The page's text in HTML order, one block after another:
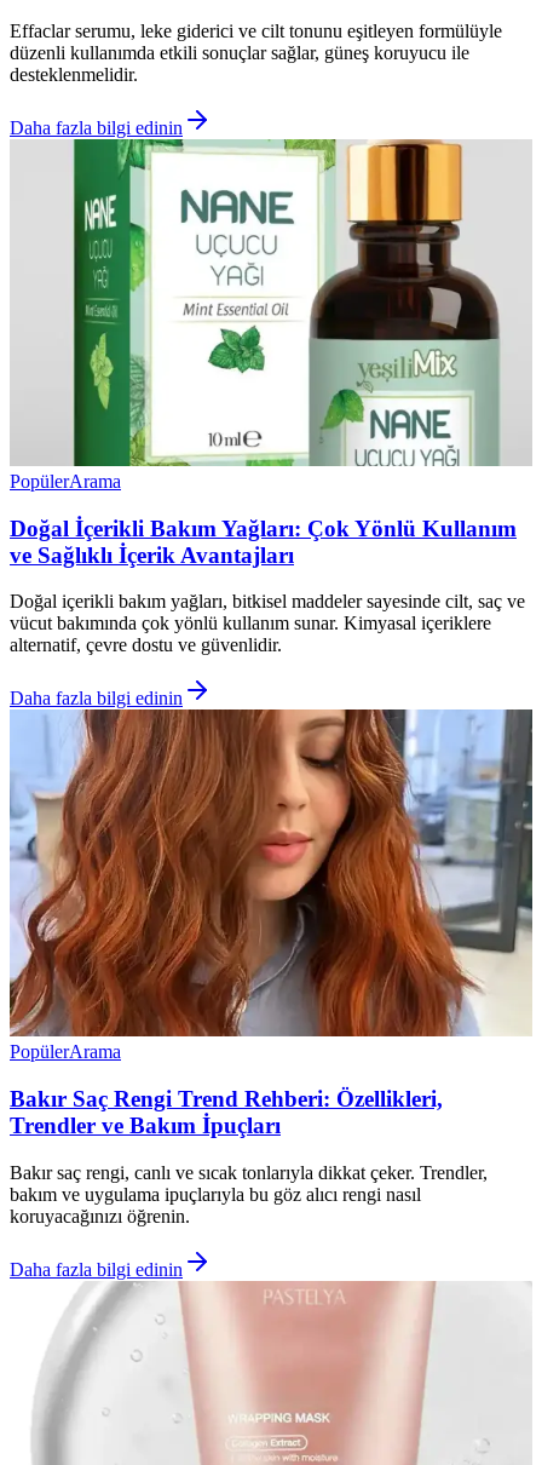
Effaclar serumu, leke giderici ve cilt tonunu eşitleyen formülüyle
düzenli kullanımda etkili sonuçlar sağlar, güneş koruyucu ile
desteklenmelidir.
Daha fazla bilgi edinin
PopülerArama
Doğal İçerikli Bakım Yağları: Çok Yönlü Kullanım
ve Sağlıklı İçerik Avantajları
Doğal içerikli bakım yağları, bitkisel maddeler sayesinde cilt, saç ve
vücut bakımında çok yönlü kullanım sunar. Kimyasal içeriklere
alternatif, çevre dostu ve güvenlidir.
Daha fazla bilgi edinin
PopülerArama
Bakır Saç Rengi Trend Rehberi: Özellikleri,
Trendler ve Bakım İpuçları
Bakır saç rengi, canlı ve sıcak tonlarıyla dikkat çeker. Trendler,
bakım ve uygulama ipuçlarıyla bu göz alıcı rengi nasıl
koruyacağınızı öğrenin.
Daha fazla bilgi edinin